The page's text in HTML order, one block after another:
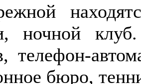
ночной
телефон-
бюро,